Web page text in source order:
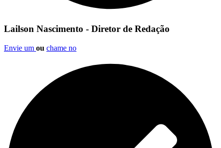
Lailson Nascimento - Diretor de Redação
Envie um ou chame no